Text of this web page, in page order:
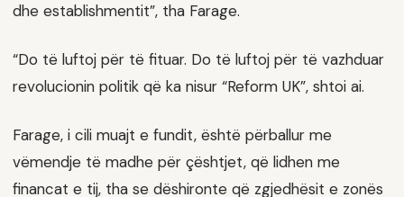
dhe establishmentit”, tha Farage.
“Do të luftoj për të fituar. Do të luftoj për të vazhduar
revolucionin politik që ka nisur “Reform UK”, shtoi ai.
Farage, i cili muajt e fundit, është përballur me
vëmendje të madhe për çështjet, që lidhen me
financat e tij, tha se dëshironte që zgjedhësit e zonës